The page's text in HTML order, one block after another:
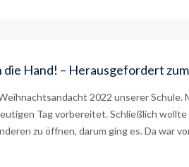
die Hand! – Herausgefordert
2022 unserer
Tag vorbereitet. Schließlich
zu öffnen, darum ging es. Da war